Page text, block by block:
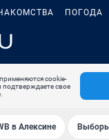
ПОГОДА
cookie-
подтверждаете свое
в Алексине